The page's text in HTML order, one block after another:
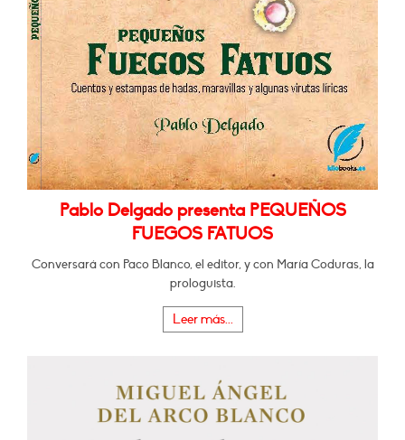
Pablo Delgado presenta PEQUEÑOS
FUEGOS FATUOS
Conversará con Paco Blanco, el editor, y con María Coduras, la
prologuista.
Leer más...